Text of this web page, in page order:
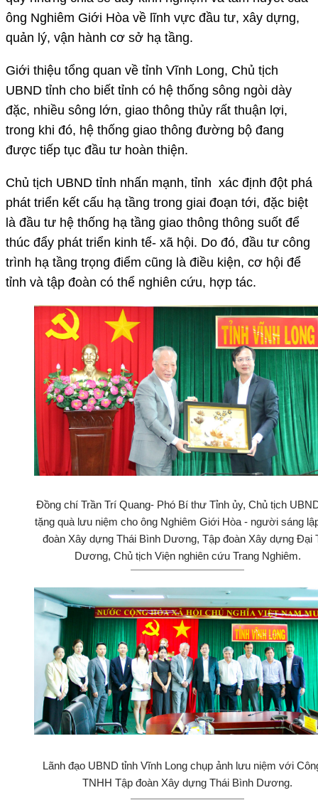
ông Nghiêm Giới Hòa về lĩnh vực đầu tư, xây dựng,
quản lý, vận hành cơ sở hạ tầng.
Giới thiệu tổng quan về tỉnh Vĩnh Long, Chủ tịch
UBND tỉnh cho biết tỉnh có hệ thống sông ngòi dày
đặc, nhiều sông lớn, giao thông thủy rất thuận lợi,
trong khi đó, hệ thống giao thông đường bộ đang
được tiếp tục đầu tư hoàn thiện.
Chủ tịch UBND tỉnh nhấn mạnh, tỉnh xác định đột phá
phát triển kết cấu hạ tầng trong giai đoạn tới, đặc biệt
là đầu tư hệ thống hạ tầng giao thông thông suốt để
thúc đẩy phát triển kinh tế- xã hội. Do đó, đầu tư công
trình hạ tầng trọng điểm cũng là điều kiện, cơ hội để
tỉnh và tập đoàn có thể nghiên cứu, hợp tác.
Đồng chí Trần Trí Quang- Phó Bí thư Tỉnh ủy, Chủ tịch
tặng quà lưu niệm cho ông Nghiêm Giới Hòa - người sáng
đoàn Xây dựng Thái Bình Dương, Tập đoàn Xây dựng Đại
Dương, Chủ tịch Viện nghiên cứu Trang Nghiêm.
Lãnh đạo UBND tỉnh Vĩnh Long chụp ảnh lưu niệm với
TNHH Tập đoàn Xây dựng Thái Bình Dương.